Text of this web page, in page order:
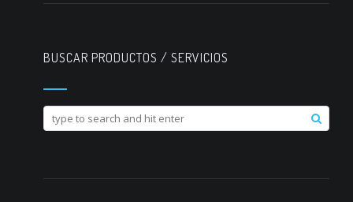
BUSCAR PRODUCTOS / SERVICIOS